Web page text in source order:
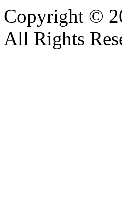
Copyright ©
All Rights